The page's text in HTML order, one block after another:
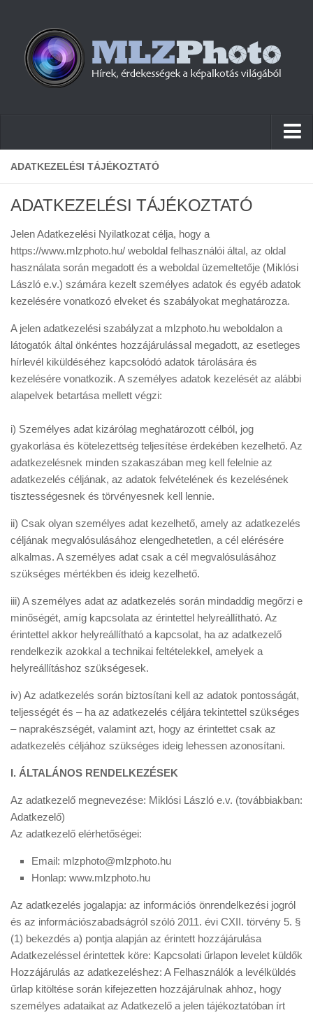
Hírek
Cikkek
Szoftver
Firmware
Tudástár
Érdekességek
Helyszíni Riport
E-BB
ADATKEZELÉSI TÁJÉKOZTATÓ
ADATKEZELÉSI TÁJÉKOZTATÓ
Jelen Adatkezelési Nyilatkozat célja, hogy a
https://www.mlzphoto.hu/ weboldal felhasználói által, az oldal
használata során megadott és a weboldal üzemeltetője (Miklósi
László e.v.) számára kezelt személyes adatok és egyéb adatok
kezelésére vonatkozó elveket és szabályokat meghatározza.
​A jelen adatkezelési szabályzat a mlzphoto.hu weboldalon a
látogatók által önkéntes hozzájárulással megadott, az esetleges
hírlevél kiküldéséhez kapcsolódó adatok tárolására és
kezelésére vonatkozik. A személyes adatok kezelését az alábbi
alapelvek betartása mellett végzi:
i) Személyes adat kizárólag meghatározott célból, jog
gyakorlása és kötelezettség teljesítése érdekében kezelhető. Az
adatkezelésnek minden szakaszában meg kell felelnie az
adatkezelés céljának, az adatok felvételének és kezelésének
tisztességesnek és törvényesnek kell lennie.
ii) Csak olyan személyes adat kezelhető, amely az adatkezelés
céljának megvalósulásához elengedhetetlen, a cél elérésére
alkalmas. A személyes adat csak a cél megvalósulásához
szükséges mértékben és ideig kezelhető.
iii) A személyes adat az adatkezelés során mindaddig megőrzi e
minőségét, amíg kapcsolata az érintettel helyreállítható. Az
érintettel akkor helyreállítható a kapcsolat, ha az adatkezelő
rendelkezik azokkal a technikai feltételekkel, amelyek a
helyreállításhoz szükségesek.
iv) Az adatkezelés során biztosítani kell az adatok pontosságát,
teljességét és – ha az adatkezelés céljára tekintettel szükséges
– naprakészségét, valamint azt, hogy az érintettet csak az
adatkezelés céljához szükséges ideig lehessen azonosítani.
I. ÁLTALÁNOS RENDELKEZÉSEK
Az adatkezelő megnevezése: Miklósi László e.v. (továbbiakban:
Adatkezelő)
Az adatkezelő elérhetőségei:
Email: mlzphoto@mlzphoto.hu
Honlap: www.mlzphoto.hu
Az adatkezelés jogalapja: az információs önrendelkezési jogról
és az információszabadságról szóló 2011. évi CXII. törvény 5. §
(1) bekezdés a) pontja alapján az érintett hozzájárulása
Adatkezeléssel érintettek köre: Kapcsolati űrlapon levelet küldők
Hozzájárulás az adatkezeléshez: A Felhasználók a levélküldés
űrlap kitöltése során kifejezetten hozzájárulnak ahhoz, hogy
személyes adataikat az Adatkezelő a jelen tájékoztatóban írt